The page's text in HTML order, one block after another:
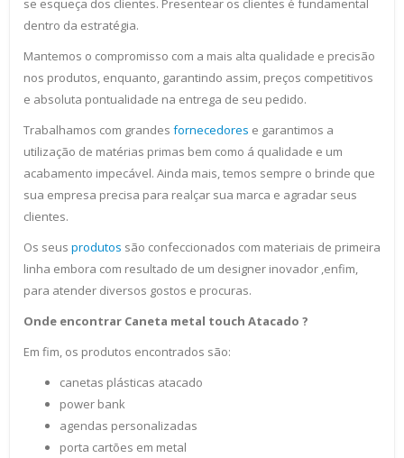
se esqueça dos clientes. Presentear os clientes é fundamental
dentro da estratégia.
Mantemos o compromisso com a mais alta qualidade e precisão
nos produtos, enquanto, garantindo assim, preços competitivos
e absoluta pontualidade na entrega de seu pedido.
Trabalhamos com grandes fornecedores e garantimos a
utilização de matérias primas bem como á qualidade e um
acabamento impecável. Ainda mais, temos sempre o brinde que
sua empresa precisa para realçar sua marca e agradar seus
clientes.
Os seus produtos são confeccionados com materiais de primeira
linha embora com resultado de um designer inovador ,enfim,
para atender diversos gostos e procuras.
Onde encontrar Caneta metal touch Atacado ?
Em fim, os produtos encontrados são:
canetas plásticas atacado
power bank
agendas personalizadas
porta cartões em metal